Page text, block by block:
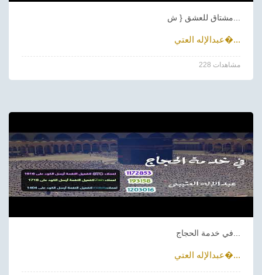
عبدالإله العتي�...
228 مشاهدات
عبدالإله العتي�...